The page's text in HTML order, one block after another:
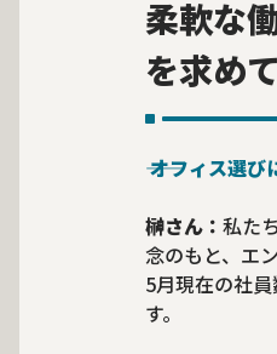
柔軟な
を求め
―― オフィス選
榊さん： 私た
念のもと、エ
5月現在の社
す。